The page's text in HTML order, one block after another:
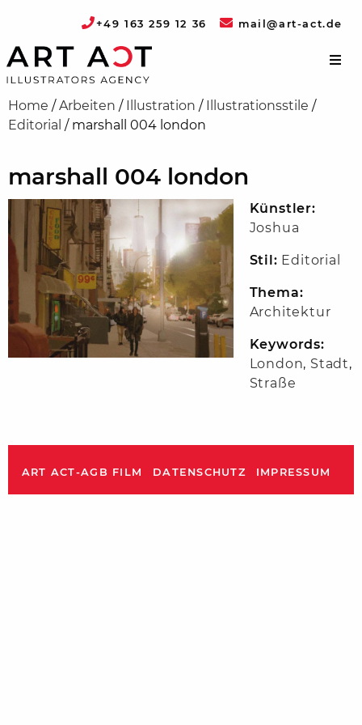
+49 163 259 12 36 mail@art-act.de
Home /Arbeiten / Illustration / Illustrationsstile /
Editorial / marshall 004 london
marshall 004 london
Künstler:
Joshua
Stil: Editorial
Thema:
Architektur
Keywords:
London, Stadt,
Straße
ART ACT-AGB FILM DATENSCHUTZ IMPRESSUM